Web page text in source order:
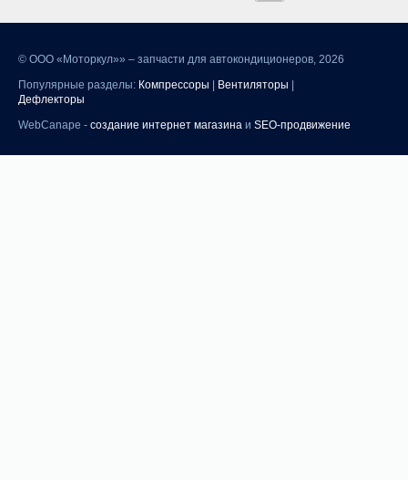
© ООО «Моторкул»» – запчасти для автокондиционеров, 2026
Популярные разделы: Компрессоры Вентиляторы
Дефлекторы
WebCanape - создание интернет магазина и SEO-продвижение